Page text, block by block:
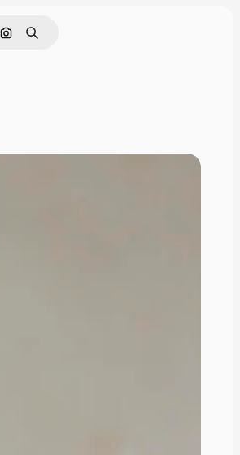
Cerca per immagine
Ricerca